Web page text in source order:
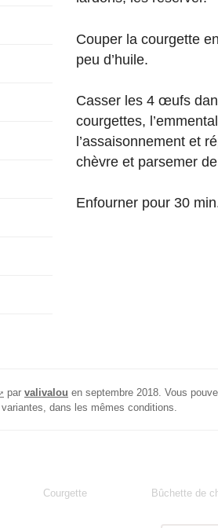
Couper la courgette
peu d’huile.
Casser les 4 œufs
courgettes,
l’assaisonnement et
chèvre et parsemer
Enfourner pour 30
par valivalou en septembre 2018 . Vous
dans les mêmes conditions.
Courgette Bûchette de